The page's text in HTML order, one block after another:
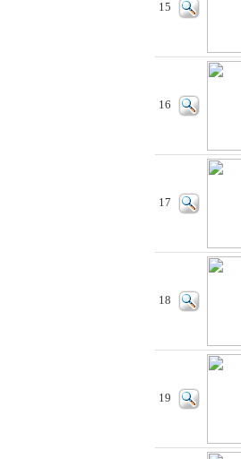
15
16
17
18
19